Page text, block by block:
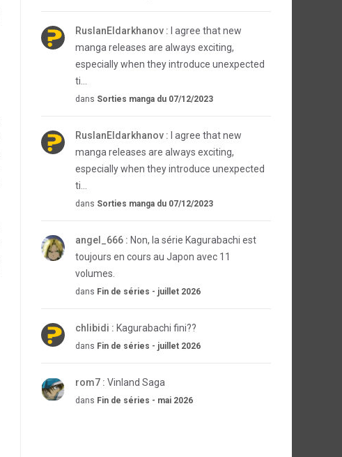
RuslanEldarkhanov :
I agree that new
manga releases are always exciting,
especially when they introduce unexpected
ti...
dans Sorties manga du 07/12/2023
RuslanEldarkhanov :
I agree that new
manga releases are always exciting,
especially when they introduce unexpected
ti...
dans Sorties manga du 07/12/2023
angel_666 : Non, la série Kagurabachi est
toujours en cours au Japon avec 11
volumes.
dans Fin de séries - juillet 2026
chlibidi : Kagurabachi fini??
dans Fin de séries - juillet 2026
rom7 : Vinland Saga
dans Fin de séries - mai 2026